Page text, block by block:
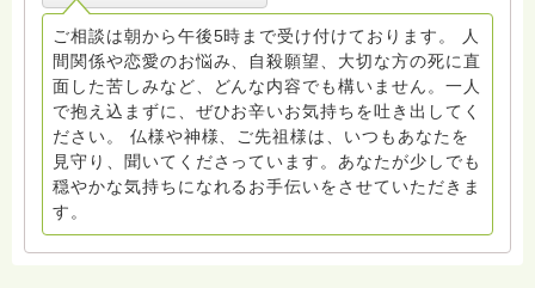
ご相談は朝から午後5時まで受け付けております。 人
間関係や恋愛のお悩み、自殺願望、大切な方の死に直
面した苦しみなど、どんな内容でも構いません。一人
で抱え込まずに、ぜひお辛いお気持ちを吐き出してく
ださい。 仏様や神様、ご先祖様は、いつもあなたを
見守り、聞いてくださっています。あなたが少しでも
穏やかな気持ちになれるお手伝いをさせていただきま
す。